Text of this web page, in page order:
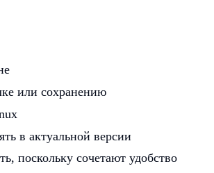
или сохранению
в актуальной версии
поскольку сочетают удобство